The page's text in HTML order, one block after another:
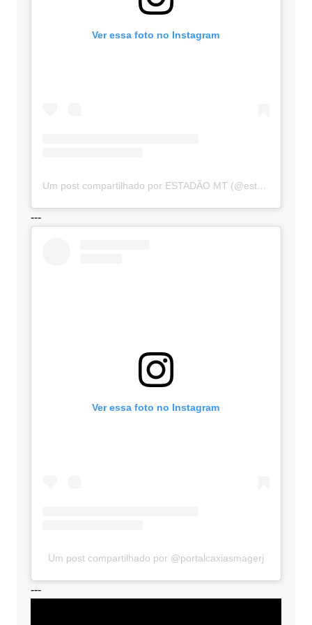
Ver essa foto no Instagram
Um post compartilhado por ESTADÃO MT (@estadaomt)
---
Ver essa foto no Instagram
Um post compartilhado por @portalcaxiasmagerj
---